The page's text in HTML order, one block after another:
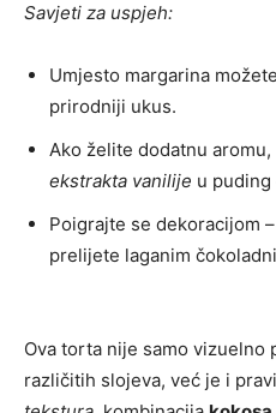
Savjeti za uspjeh:
Umjesto margarina
prirodniji ukus.
Ako želite dodatnu
ekstrakta vanilije u puding
Poigrajte se dekoracijom
prelijete laganim
Ova torta nije samo vizuelno
različitih slojeva, već je i